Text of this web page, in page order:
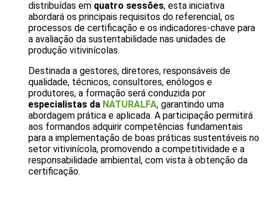
distribuídas em quatro sessões, esta iniciativa
abordará os principais requisitos do referencial, os
processos de certificação e os indicadores-chave para
a avaliação da sustentabilidade nas unidades de
produção vitivinícolas.
Destinada a gestores, diretores, responsáveis de
qualidade, técnicos, consultores, enólogos e
produtores, a formação será conduzida por
especialistas da NATURALFA, garantindo uma
abordagem prática e aplicada. A participação permitirá
aos formandos adquirir competências fundamentais
para a implementação de boas práticas sustentáveis no
setor vitivinícola, promovendo a competitividade e a
responsabilidade ambiental, com vista à obtenção da
certificação.